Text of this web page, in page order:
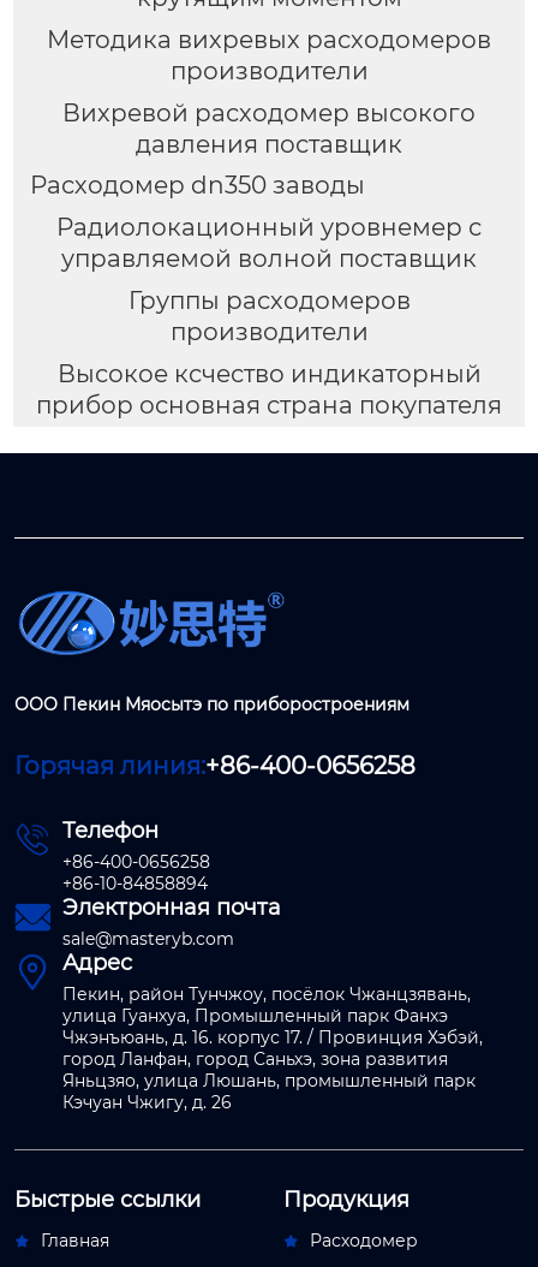
Методика вихревых расходомеров
производители
Вихревой расходомер высокого
давления поставщик
Расходомер dn350 заводы
Радиолокационный уровнемер с
управляемой волной поставщик
Группы расходомеров
производители
Высокое ксчество индикаторный
прибор основная страна покупателя
ООО Пекин Мяосытэ по приборостроениям
Горячая линия:+86-400-0656258
 Телефон
+86-400-0656258
+86-10-84858894
 Электронная почта
sale@masteryb.com
 Адрес
Пекин, район Тунчжоу, посёлок Чжанцзявань,
улица Гуанхуа, Промышленный парк Фанхэ
Чжэнъюань, д. 16. корпус 17. / Провинция Хэбэй,
город Ланфан, город Саньхэ, зона развития
Яньцзяо, улица Люшань, промышленный парк
Кэчуан Чжигу, д. 26
Быстрые ссылки
 Главная
Продукция
 Расходомер